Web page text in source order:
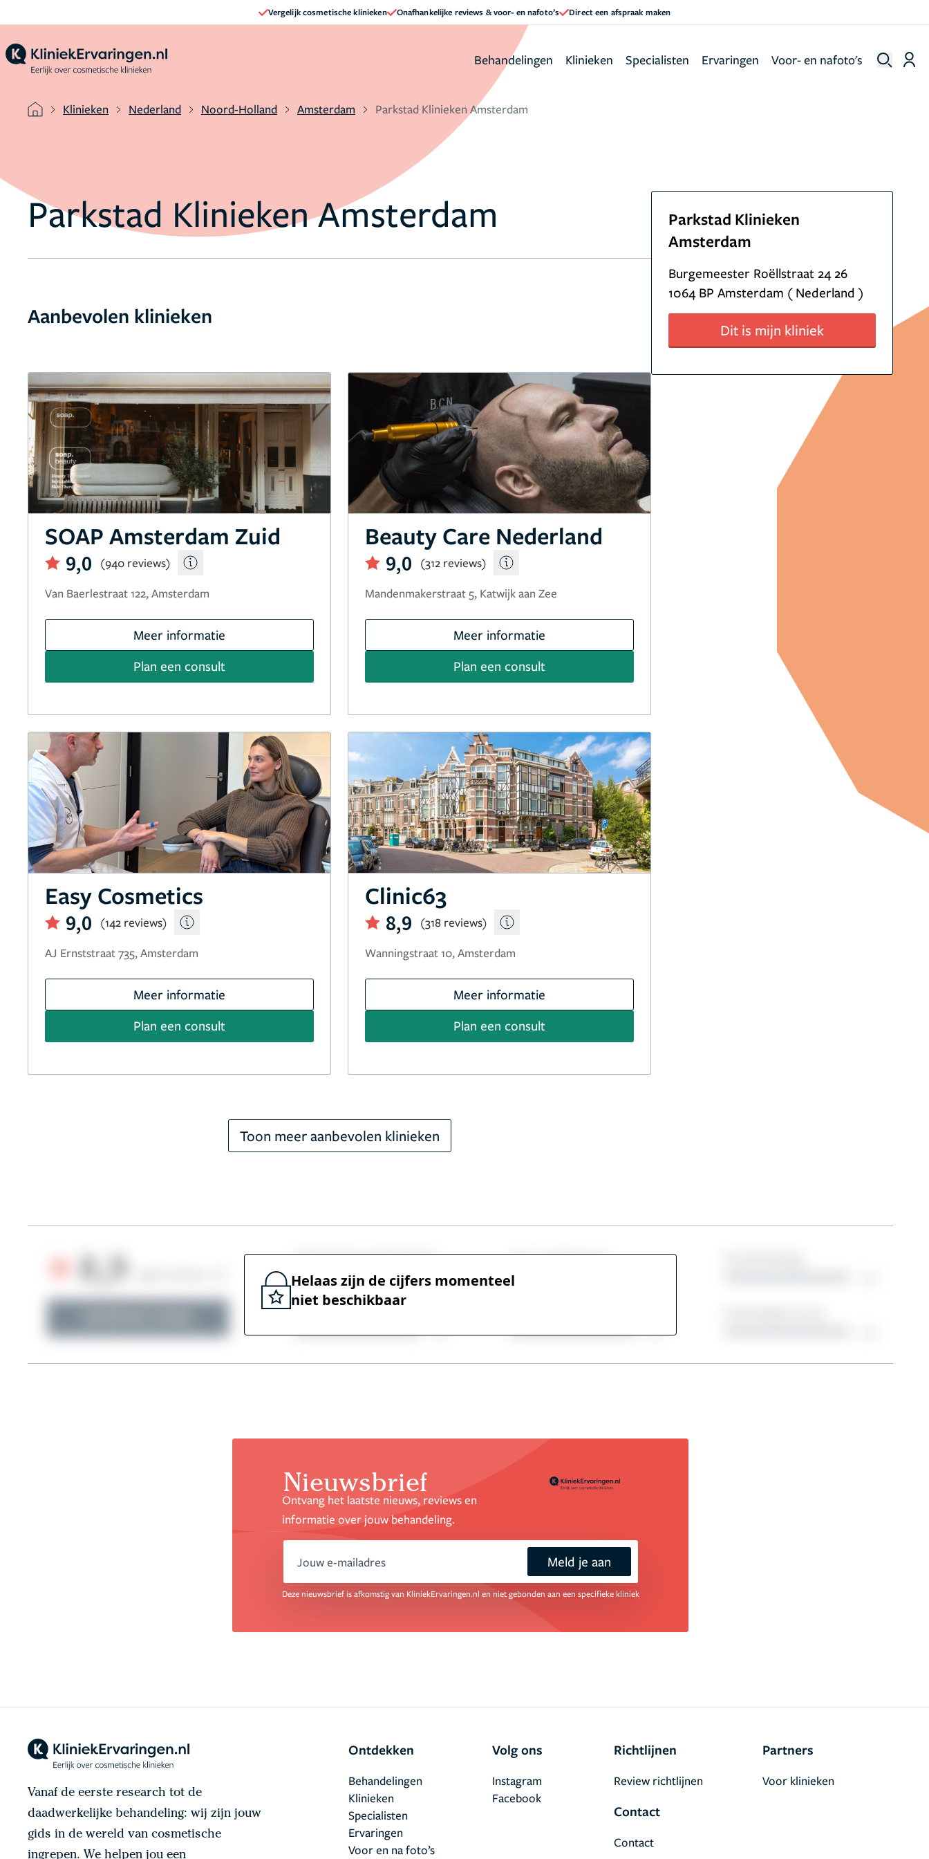
Vergelijk cosmetische klinieken Onafhankelijke reviews & voor- en nafoto’s Direct een afspraak maken
Behandelingen Klinieken Specialisten Ervaringen Voor- en nafoto's
Klinieken Nederland Noord-Holland Amsterdam Parkstad Klinieken Amsterdam
Parkstad Klinieken Amsterdam
Aanbevolen klinieken
SOAP Amsterdam Zuid
9,0
(940 reviews)
Van Baerlestraat 122, Amsterdam
Meer informatie
Plan een consult
Beauty Care Nederland
9,0
(312 reviews)
Mandenmakerstraat 5, Katwijk aan Zee
Meer informatie
Plan een consult
Easy Cosmetics
9,0
(142 reviews)
AJ Ernststraat 735, Amsterdam
Meer informatie
Plan een consult
Clinic63
8,9
(318 reviews)
Wanningstraat 10, Amsterdam
Meer informatie
Plan een consult
Toon meer aanbevolen klinieken
Parkstad Klinieken
Amsterdam
Burgemeester Roëllstraat 24 26
1064 BP Amsterdam ( Nederland )
Dit is mijn kliniek
Helaas zijn de cijfers momenteel
niet beschikbaar
Nieuwsbrief
Ontvang het laatste nieuws, reviews en
informatie over jouw behandeling.
email Meld je aan
Deze nieuwsbrief is afkomstig van KliniekErvaringen.nl en niet gebonden aan een specifieke kliniek
Vanaf de eerste research tot de
daadwerkelijke behandeling: wij zijn jouw
gids in de wereld van cosmetische
ingrepen. We helpen jou een
Ontdekken
Behandelingen
Klinieken
Specialisten
Ervaringen
Voor en na foto’s
Volg ons
Facebook
Instagram
Richtlijnen
Review richtlijnen
Contact
Contact
Partners
Voor klinieken